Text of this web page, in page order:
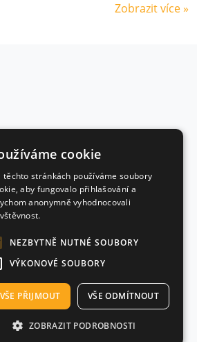
Zobrazit více »
cookie
těchto stránkách používáme soubory
aby fungovalo přihlašování a
anonymně vyhodnocovali
NEZBYTNĚ NUTNÉ SOUBORY
VÝKONOVÉ SOUBORY
VŠE PŘIJMOUT VŠE ODMÍTNOUT
ZOBRAZIT PODROBNOSTI